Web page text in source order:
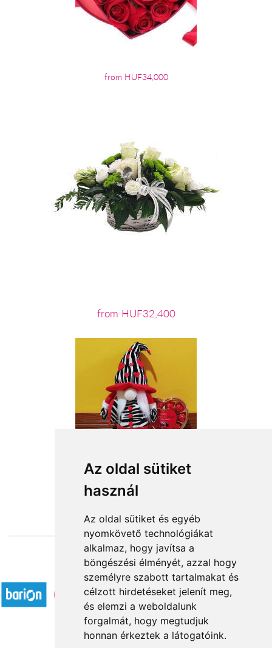
Az oldal sütiket
használ
Az oldal sütiket és egyéb
nyomkövető technológiákat
alkalmaz, hogy javítsa a
böngészési élményét, azzal hogy
személyre szabott tartalmakat és
célzott hirdetéseket jelenít meg,
és elemzi a weboldalunk
forgalmát, hogy megtudjuk
honnan érkeztek a látogatóink.
from HUF34,000
from HUF32,400
from HUF16,360
Accepted payment methods